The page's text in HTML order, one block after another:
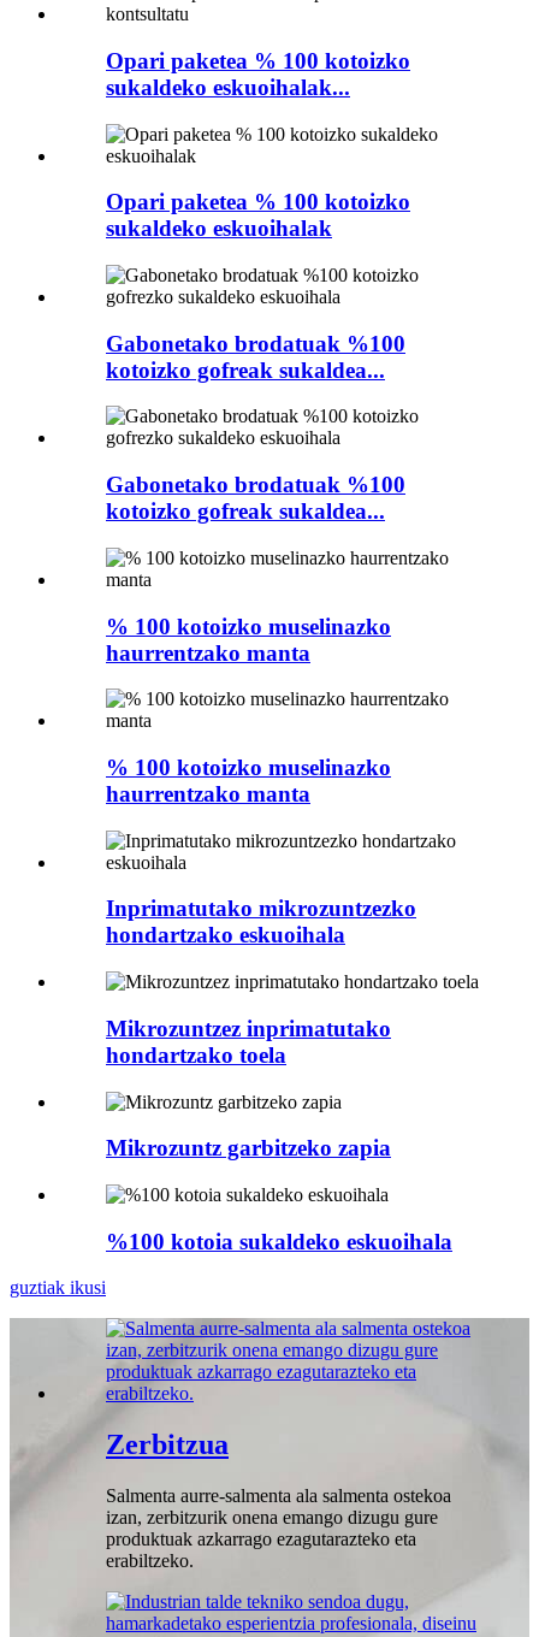
Opari paketea % 100 kotoizko
sukaldeko eskuoihalak...
Opari paketea % 100 kotoizko
sukaldeko eskuoihalak
Gabonetako brodatuak %100
kotoizko gofreak sukaldea...
Gabonetako brodatuak %100
kotoizko gofreak sukaldea...
% 100 kotoizko muselinazko
haurrentzako manta
% 100 kotoizko muselinazko
haurrentzako manta
Inprimatutako mikrozuntzezko
hondartzako eskuoihala
Mikrozuntzez inprimatutako
hondartzako toela
Mikrozuntz garbitzeko zapia
%100 kotoia sukaldeko eskuoihala
guztiak ikusi
Zerbitzua
Salmenta aurre-salmenta ala salmenta ostekoa
izan, zerbitzurik onena emango dizugu gure
produktuak azkarrago ezagutarazteko eta
erabiltzeko.